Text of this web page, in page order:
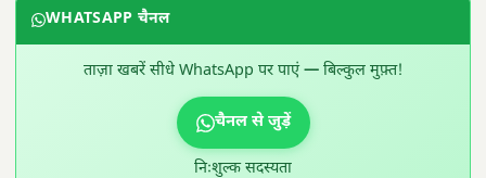
WHATSAPP चैनल
ताज़ा खबरें सीधे WhatsApp पर पाएं — बिल्कुल मुफ़्त!
चैनल से जुड़ें
निःशुल्क सदस्यता